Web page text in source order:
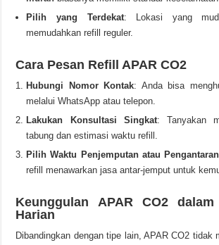
Pilih yang Terdekat: Lokasi yang
memudahkan refill reguler.
Cara Pesan Refill APAR CO2
Hubungi Nomor Kontak: Anda bisa
melalui WhatsApp atau telepon.
Lakukan Konsultasi Singkat: Tanyakan
tabung dan estimasi waktu refill.
Pilih Waktu Penjemputan atau Pengantaran
refill menawarkan jasa antar-jemput untuk
Keunggulan APAR CO2 dalam
Harian
Dibandingkan dengan tipe lain, APAR CO2 tidak